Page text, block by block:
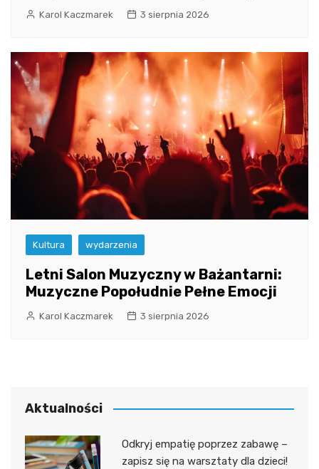
Karol Kaczmarek 3 sierpnia 2026
Kultura wydarzenia
Letni Salon Muzyczny w Bażantarni:
Muzyczne Popołudnie Pełne Emocji
Karol Kaczmarek 3 sierpnia 2026
Aktualności
Odkryj empatię poprzez zabawę –
zapisz się na warsztaty dla dzieci!